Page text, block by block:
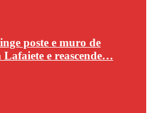
poste e muro de
Lafaiete e reascende…